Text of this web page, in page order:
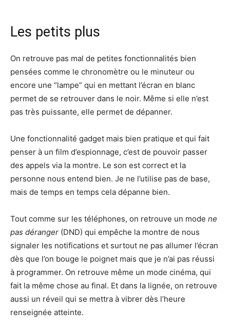
Les petits plus
On retrouve pas mal de petites fonctionnalités bien
pensées comme le chronomètre ou le minuteur ou
encore une “lampe” qui en mettant l’écran en blanc
permet de se retrouver dans le noir. Même si elle n’est
pas très puissante, elle permet de dépanner.
Une fonctionnalité gadget mais bien pratique et qui fait
penser à un film d’espionnage, c’est de pouvoir passer
des appels via la montre. Le son est correct et la
personne nous entend bien. Je ne l’utilise pas de base,
mais de temps en temps cela dépanne bien.
Tout comme sur les téléphones, on retrouve un mode ne
pas déranger (DND) qui empêche la montre de nous
signaler les notifications et surtout ne pas allumer l’écran
dès que l’on bouge le poignet mais que je n’ai pas réussi
à programmer. On retrouve même un mode cinéma, qui
fait la même chose au final. Et dans la lignée, on retrouve
aussi un réveil qui se mettra à vibrer dès l’heure
renseignée atteinte.